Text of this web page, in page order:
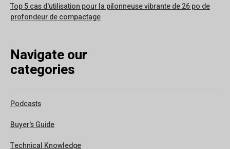
Top 5 cas d'utilisation pour la pilonneuse vibrante de 26 po de
profondeur de compactage
Navigate our
categories
Podcasts
Buyer's Guide
Technical Knowledge